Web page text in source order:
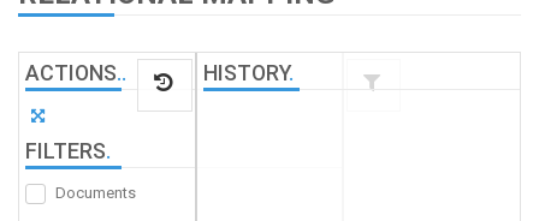
ACTIONS..
FILTERS.
Documents
HISTORY.